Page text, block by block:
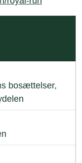
bosættelser,